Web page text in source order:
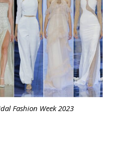
Fashion Week 2023